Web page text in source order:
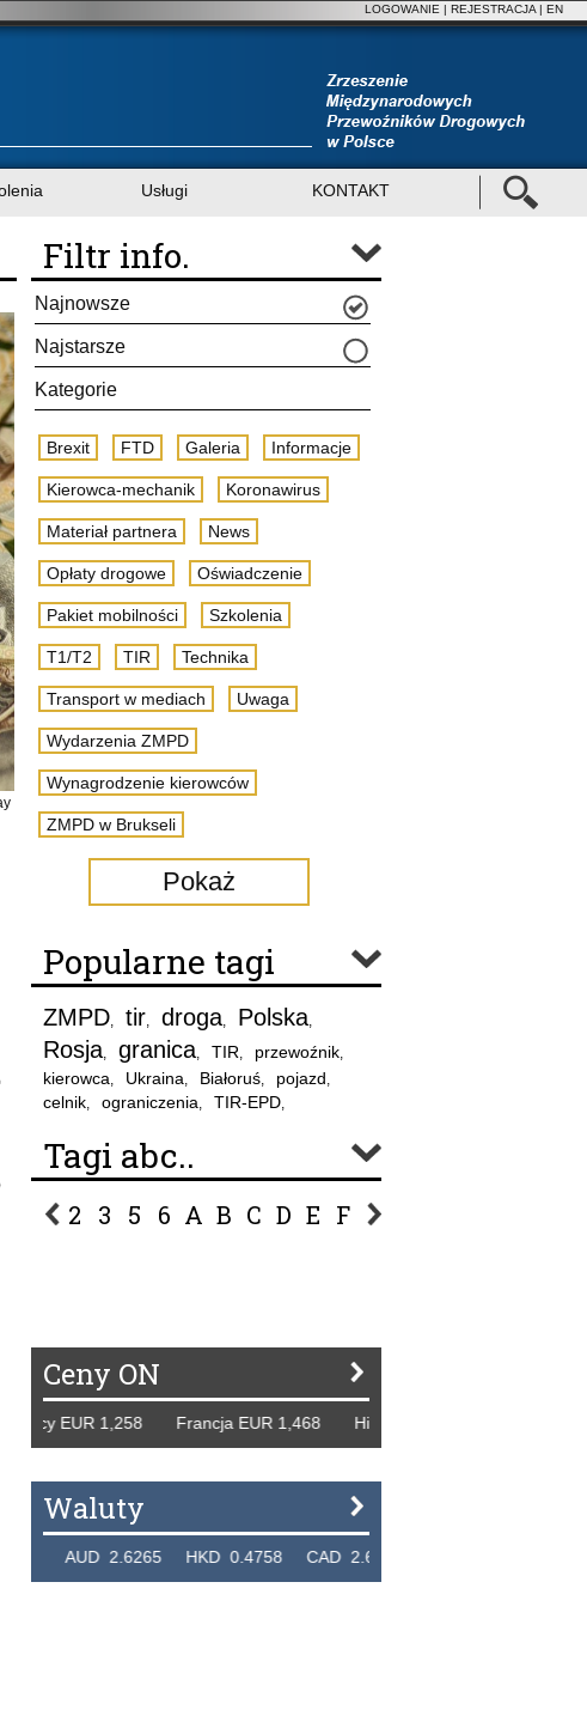
LOGOWANIE | REJESTRACJA | EN
Usługi KONTAKT
Filtr info.
Najnowsze
Najstarsze
Kategorie
Brexit FTD Galeria Informacje
Kierowca-mechanik Koronawirus
Materiał partnera News
Opłaty drogowe Oświadczenie
Pakiet mobilności Szkolenia
T1/T2 TIR Technika
Transport w mediach Uwaga
Wydarzenia ZMPD
Wynagrodzenie kierowców
ZMPD w Brukseli
Pokaż
Popularne tagi
ZMPD, tir, droga, Polska,
Rosja, granica, TIR, przewoźnik,
kierowca, Ukraina, Białoruś, pojazd,
celnik, ograniczenia, TIR-EPD,
Tagi abc..
2 3 5 6 A B C D E F G
Ceny ON
EUR 1,258 Francja EUR 1,468 Hiszpania EUR 1,229 WB
Waluty
AUD 2.6265 HKD 0.4758 CAD 2.6618 NZD 2.1914 SGD